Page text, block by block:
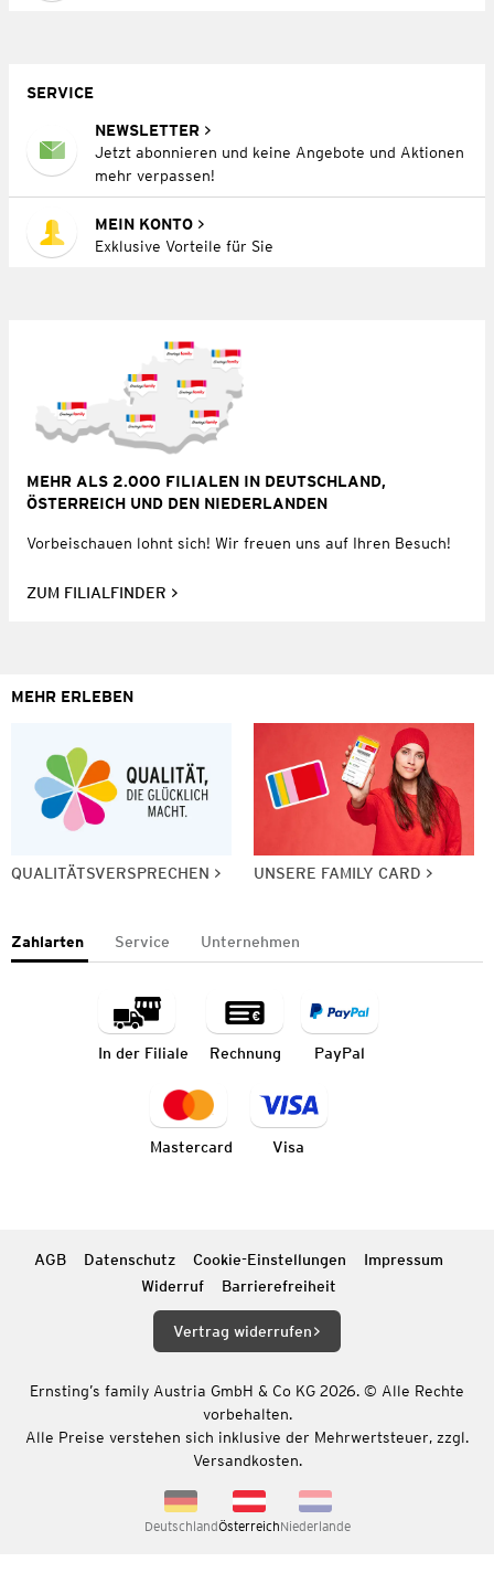
SERVICE
NEWSLETTER
Jetzt abonnieren und keine Angebote und Aktionen
mehr verpassen!
MEIN KONTO
Exklusive Vorteile für Sie
MEHR ALS 2.000 FILIALEN IN DEUTSCHLAND,
ÖSTERREICH UND DEN NIEDERLANDEN
Vorbeischauen lohnt sich! Wir freuen uns auf Ihren Besuch!
ZUM FILIALFINDER
MEHR ERLEBEN
QUALITÄTSVERSPRECHEN UNSERE FAMILY CARD
Zahlarten Service Unternehmen
In der Filiale Rechnung PayPal
Mastercard Visa
AGB Datenschutz Cookie-Einstellungen
Impressum
Widerruf
Barrierefreiheit
Vertrag widerrufen
Ernsting’s family Austria GmbH & Co KG 2026. © Alle Rechte
vorbehalten.
Alle Preise verstehen sich inklusive der Mehrwertsteuer, zzgl.
Versandkosten.
DeutschlandÖsterreichNiederlande